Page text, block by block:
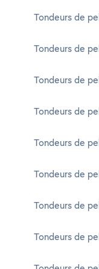
Tondeurs de
Tondeurs de
Tondeurs de
Tondeurs de
Tondeurs de
Tondeurs de
Tondeurs de
Tondeurs de